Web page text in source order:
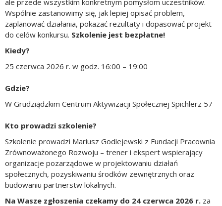
ale przede wszystkim konkretnym pomysłom uczestników.
Wspólnie zastanowimy się, jak lepiej opisać problem,
zaplanować działania, pokazać rezultaty i dopasować projekt
do celów konkursu. Szkolenie jest bezpłatne!
Kiedy?
25 czerwca 2026 r. w godz. 16:00 – 19:00
Gdzie?
W Grudziądzkim Centrum Aktywizacji Społecznej Spichlerz 57
Kto prowadzi szkolenie?
Szkolenie prowadzi Mariusz Godlejewski z Fundacji Pracownia
Zrównoważonego Rozwoju – trener i ekspert wspierający
organizacje pozarządowe w projektowaniu działań
społecznych, pozyskiwaniu środków zewnętrznych oraz
budowaniu partnerstw lokalnych.
Na Wasze zgłoszenia czekamy do 24 czerwca 2026 r. za